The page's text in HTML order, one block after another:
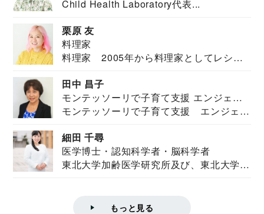
Child Health Laboratory代表...
栗原 友
料理家
料理家 2005年から料理家としてレシピ
田中 昌子
モンテッソーリで子育て支援 エンジェル
ズハウス研究所所長
モンテッソーリで子育て支援 エンジェル
細田 千尋
医学博士・認知科学者・脳科学者
東北大学加齢医学研究所及び、東北大学大
もっと見る